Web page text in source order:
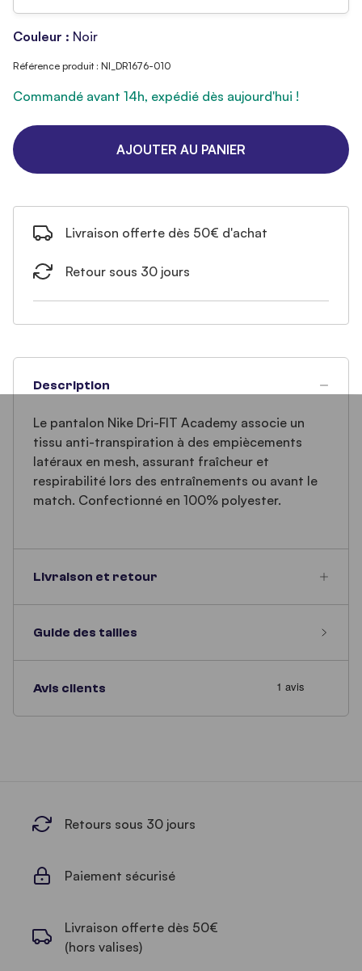
Couleur : Noir
Référence produit : NI_DR1676-010
Commandé avant 14h, expédié dès aujourd'hui !
AJOUTER AU PANIER
Livraison offerte dès 50€ d'achat
Retour sous 30 jours
Description
Le pantalon Nike Dri-FIT Academy associe un
tissu anti-transpiration à des empiècements
latéraux en mesh, assurant fraîcheur et
respirabilité lors des entraînements ou avant le
match. Confectionné en 100% polyester.
Livraison et retour
Guide des tailles
Avis clients
Retours sous 30 jours
Paiement sécurisé
Livraison offerte dès 50€
(hors valises)